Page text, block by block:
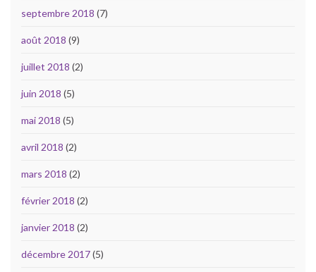
septembre 2018 (7)
août 2018 (9)
juillet 2018 (2)
juin 2018 (5)
mai 2018 (5)
avril 2018 (2)
mars 2018 (2)
février 2018 (2)
janvier 2018 (2)
décembre 2017(5)